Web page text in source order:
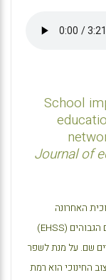
A
p
o
o
School
Journal of
האחרונה
הגבוהים (EHSS
)
שם. על מנת לשפר
החינוכי הוא רמת